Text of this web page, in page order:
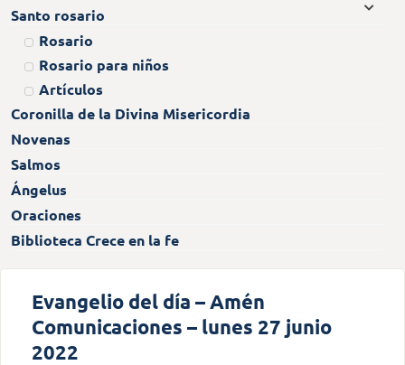
Santo rosario
Rosario
Rosario para niños
Artículos
Coronilla de la Divina Misericordia
Novenas
Salmos
Ángelus
Oraciones
Biblioteca Crece en la fe
Evangelio del día – Amén
Comunicaciones – lunes 27 junio
2022